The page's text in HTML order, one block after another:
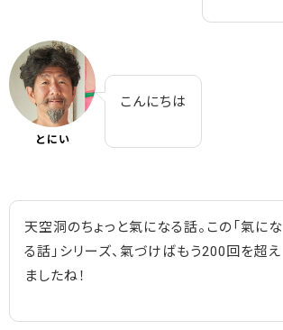
とにい
こんにちは
天空洞のちょっと氣になる話。この「氣にな
る話」シリーズ、氣づけばもう200回を超え
ましたね！